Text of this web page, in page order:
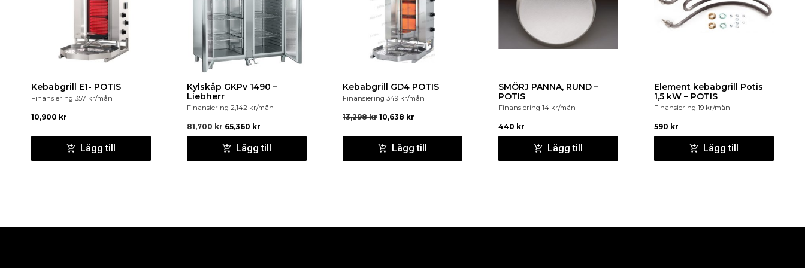
Kebabgrill E1- POTIS
Finansiering 357 kr/mån
10,900 kr
Lägg till
Kylskåp GKPv 1490 –
Liebherr
Finansiering 2,142 kr/mån
81,700kr 65,360 kr
Lägg till
Kebabgrill GD4 POTIS
Finansiering 349 kr/mån
13,298kr 10,638 kr
Lägg till
SMÖRJ PANNA, RUND –
POTIS
Finansiering 14 kr/mån
440 kr
Lägg till
Element kebabgrill Potis
1,5 kW – POTIS
Finansiering 19 kr/mån
590 kr
Lägg till